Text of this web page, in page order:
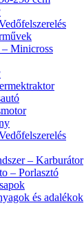
Minicross
– Karburátor
– Porlasztó
és adalékok